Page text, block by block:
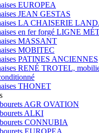
EUROPEA
JEAN GESTAS
LA CHAISERIE
en fer forgé LIGNE
MASSANT
MOBITEC
PATINES ANCIENNES
RENÉ TROTEL,
THONET
AGR OVATION
ALKI
CONNUBIA
EUROPEA